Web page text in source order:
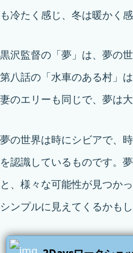
も冷たく感じ、冬は暖かく
黒沢監督の「夢」は、夢の
第八話の「水車のある村」
妻のエリーも同じで、夢は
夢の世界は時にシビアで、
を認識しているものです。
と、様々な可能性が見つか
シンプルに見えてくるかも